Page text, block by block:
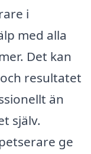
i
med alla
Det kan
resultatet
än
själv.
ge